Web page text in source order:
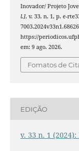
Inovador/ Projeto
l.], v. 33, n. 1, p. e-
https://
em: 9 ago. 2026.
Fomatos de
EDIÇÃO
v. 33 n. 1